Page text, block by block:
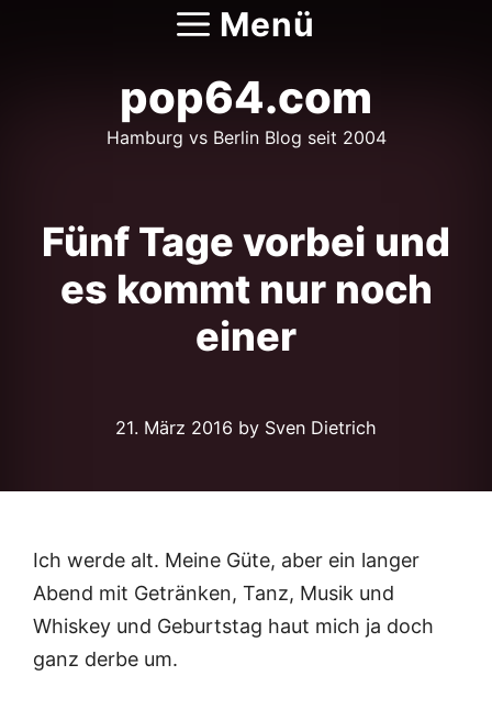
Menü
pop64.com
Hamburg vs Berlin Blog seit 2004
Fünf Tage vorbei und
es kommt nur noch
einer
21. März 2016 by Sven Dietrich
Ich werde alt. Meine Güte, aber ein langer
Abend mit Getränken, Tanz, Musik und
Whiskey und Geburtstag haut mich ja doch
ganz derbe um.